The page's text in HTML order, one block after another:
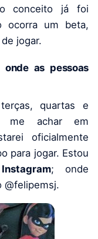
conceito já foi
ocorra um beta,
jogar.
as pessoas
quartas e
me achar em
oficialmente
para jogar. Estou
Instagram; onde
@felipemsj.